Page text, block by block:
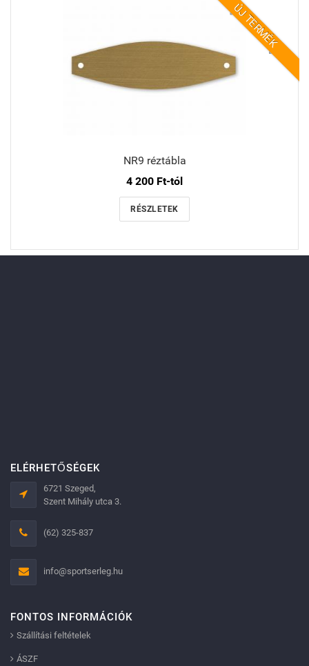
ÚJ TERMÉK
NR9 réztábla
4 200 Ft-tól
RÉSZLETEK
ELÉRHETŐSÉGEK
6721 Szeged,
Szent Mihály utca 3.
(62) 325-837
info@sportserleg.hu
FONTOS INFORMÁCIÓK
Szállítási feltételek
ÁSZF